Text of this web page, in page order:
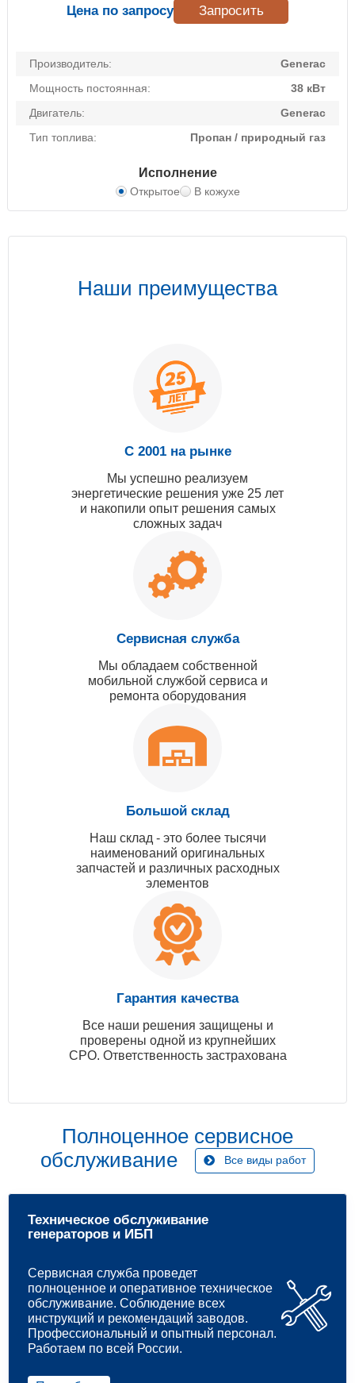
Производитель:
Generac
Мощность постоянная:
38 кВт
Двигатель:
Generac
Тип топлива:
Пропан / природный газ
Исполнение
Открытое В кожухе
Цена по запросу Запросить
Наши преимущества
С 2001 на рынке
Мы успешно реализуем
энергетические решения уже 25 лет
и накопили опыт решения самых
сложных задач
Сервисная служба
Мы обладаем собственной
мобильной службой сервиса и
ремонта оборудования
Большой склад
Наш склад - это более тысячи
наименований оригинальных
запчастей и различных расходных
элементов
Гарантия качества
Все наши решения защищены и
проверены одной из крупнейших
СРО. Ответственность застрахована
Полноценное сервисное
обслуживание
Все виды работ
Техническое обслуживание
генераторов и ИБП
Сервисная служба проведет
полноценное и оперативное техническое
обслуживание. Соблюдение всех
инструкций и рекомендаций заводов.
Профессиональный и опытный персонал.
Работаем по всей России.